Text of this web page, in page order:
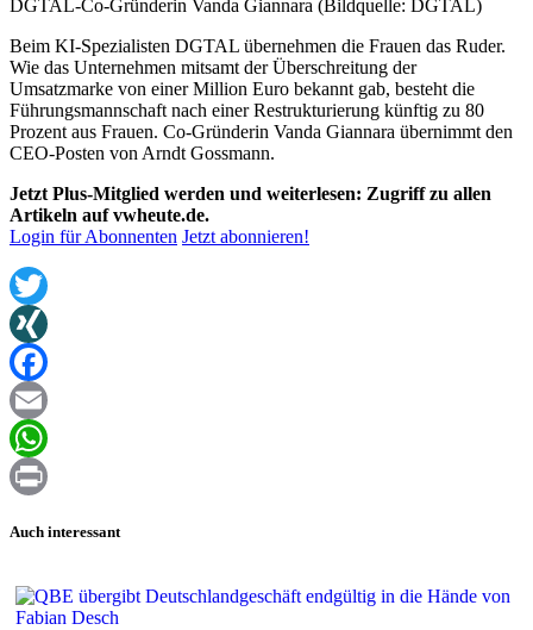
DGTAL-Co-Gründerin Vanda Giannara (Bildquelle: DGTAL)
Beim KI-Spezialisten DGTAL übernehmen die Frauen das Ruder.
Wie das Unternehmen mitsamt der Überschreitung der
Umsatzmarke von einer Million Euro bekannt gab, besteht die
Führungsmannschaft nach einer Restrukturierung künftig zu 80
Prozent aus Frauen. Co-Gründerin Vanda Giannara übernimmt den
CEO-Posten von Arndt Gossmann.
Jetzt Plus-Mitglied werden und weiterlesen: Zugriff zu allen
Artikeln auf vwheute.de.
Login für Abonnenten Jetzt abonnieren!
Twitter
XING
Facebook
Email
WhatsApp
Auch interessant